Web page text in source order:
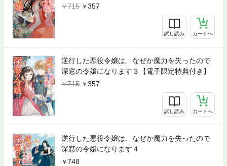
715
357
試し読み カートへ
逆行した悪役令嬢は、なぜか魔力を失ったので
深窓の令嬢になります３【電子限定特典付き】
715
357
試し読み カートへ
逆行した悪役令嬢は、なぜか魔力を失ったので
深窓の令嬢になります４
748